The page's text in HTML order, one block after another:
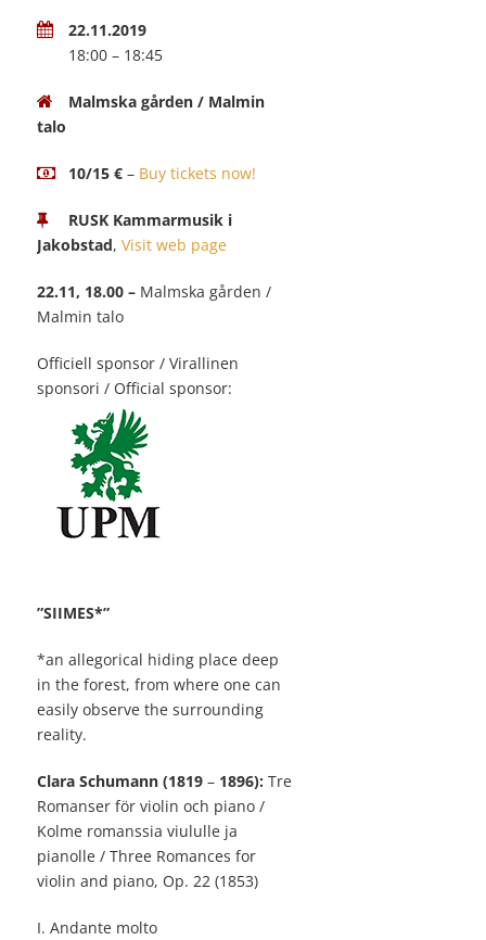
22.11.2019
18:00 – 18:45
Malmska gården / Malmin
talo
10/15 € – Buy tickets now!
RUSK Kammarmusik i
Jakobstad, Visit web page
22.11, 18.00 – Malmska gården /
Malmin talo
Officiell sponsor / Virallinen
sponsori / Official sponsor:
”SIIMES*”
*an allegorical hiding place deep
in the forest, from where one can
easily observe the surrounding
reality.
Clara Schumann (1819 – 1896): Tre
Romanser för violin och piano /
Kolme romanssia viululle ja
pianolle / Three Romances for
violin and piano, Op. 22 (1853)
I. Andante molto